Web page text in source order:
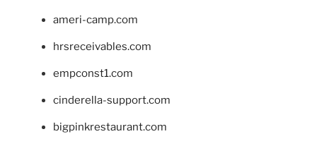
ameri-camp.com
hrsreceivables.com
empconst1.com
cinderella-support.com
bigpinkrestaurant.com